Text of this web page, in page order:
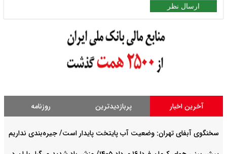
ارسال نظر
آخرین اخبار پربازدیدترین روزنامه
سخنگوی آبفای تهران: وضعیت آب پایتخت پایدار است/ جیره‌بندی نداریم